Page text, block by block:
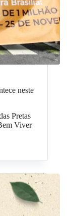
neste
Pretas
Viver